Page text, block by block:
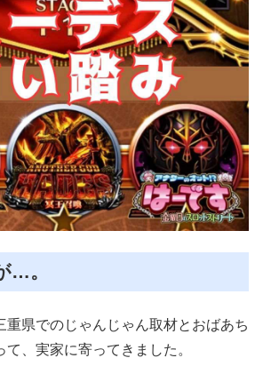
…。
重県でのじゃんじゃん取材とおばあち
、実家に寄ってきました。